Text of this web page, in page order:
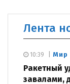
Лента
Мир
Ракетный
завалами,
10:39